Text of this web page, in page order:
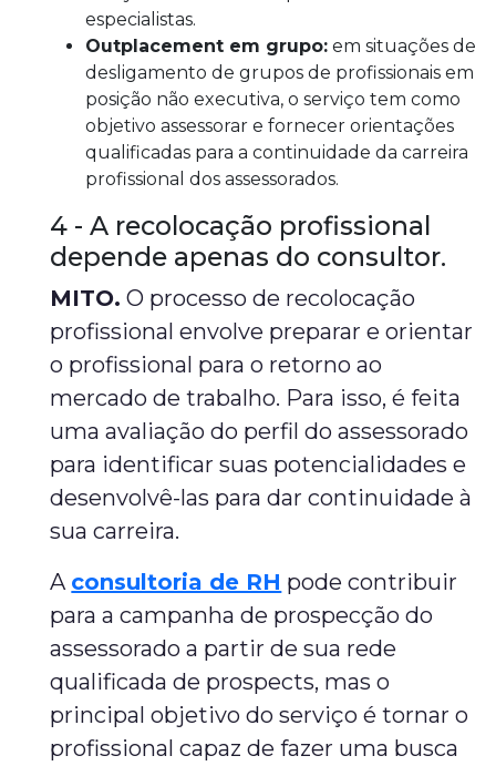
especialistas.
Outplacement em grupo: em situações de
desligamento de grupos de profissionais em
posição não executiva, o serviço tem como
objetivo assessorar e fornecer orientações
qualificadas para a continuidade da carreira
profissional dos assessorados.
4 - A recolocação profissional
depende apenas do consultor.
MITO. O processo de recolocação
profissional envolve preparar e orientar
o profissional para o retorno ao
mercado de trabalho. Para isso, é feita
uma avaliação do perfil do assessorado
para identificar suas potencialidades e
desenvolvê-las para dar continuidade à
sua carreira.
A consultoria de RH pode contribuir
para a campanha de prospecção do
assessorado a partir de sua rede
qualificada de prospects, mas o
principal objetivo do serviço é tornar o
profissional capaz de fazer uma busca